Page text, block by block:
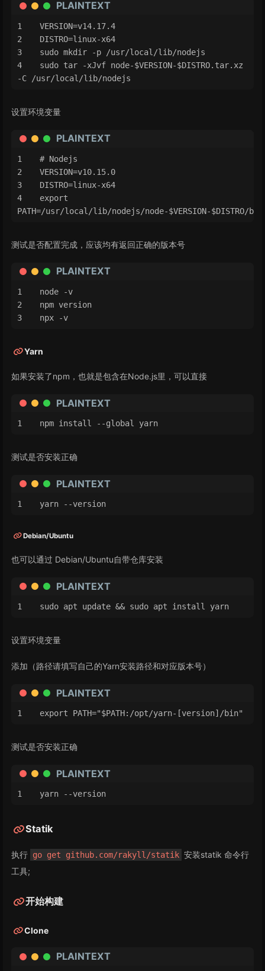
PLAINTEXT
VERSION=v14.17.4
DISTRO=linux-x64
sudo mkdir -p /usr/local/lib/nodejs
sudo tar -xJvf node-$VERSION-$DISTRO.tar.xz
-C /usr/local/lib/nodejs
设置环境变量
PLAINTEXT
# Nodejs
VERSION=v10.15.0
DISTRO=linux-x64
export
PATH=/usr/local/lib/nodejs/node-$VERSION-$DISTRO/
测试是否配置完成，应该均有返回正确的版本号
PLAINTEXT
node -v
npm version
npx -v
Yarn
如果安装了npm，也就是包含在Node.js里，可以直接
PLAINTEXT
npm install --global yarn
测试是否安装正确
PLAINTEXT
yarn --version
Debian/Ubuntu
也可以通过 Debian/Ubuntu自带仓库安装
PLAINTEXT
sudo apt update && sudo apt install yarn
设置环境变量
添加（路径请填写自己的Yarn安装路径和对应版本号）
PLAINTEXT
export PATH="$PATH:/opt/yarn-[version]/bin"
测试是否安装正确
PLAINTEXT
yarn --version
Statik
执行 go get github.com/rakyll/statik 安装statik 命令行
工具;
开始构建
Clone
PLAINTEXT